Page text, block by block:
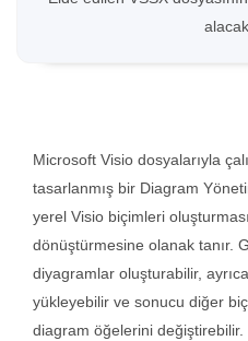
Microsoft Visio dosyalarıyla
tasarlanmış bir Diagram
yerel Visio biçimleri
dönüştürmesine olanak tanır.
diyagramlar oluşturabilir,
yükleyebilir ve sonucu diğer
diagram öğelerini değiştirebilir.